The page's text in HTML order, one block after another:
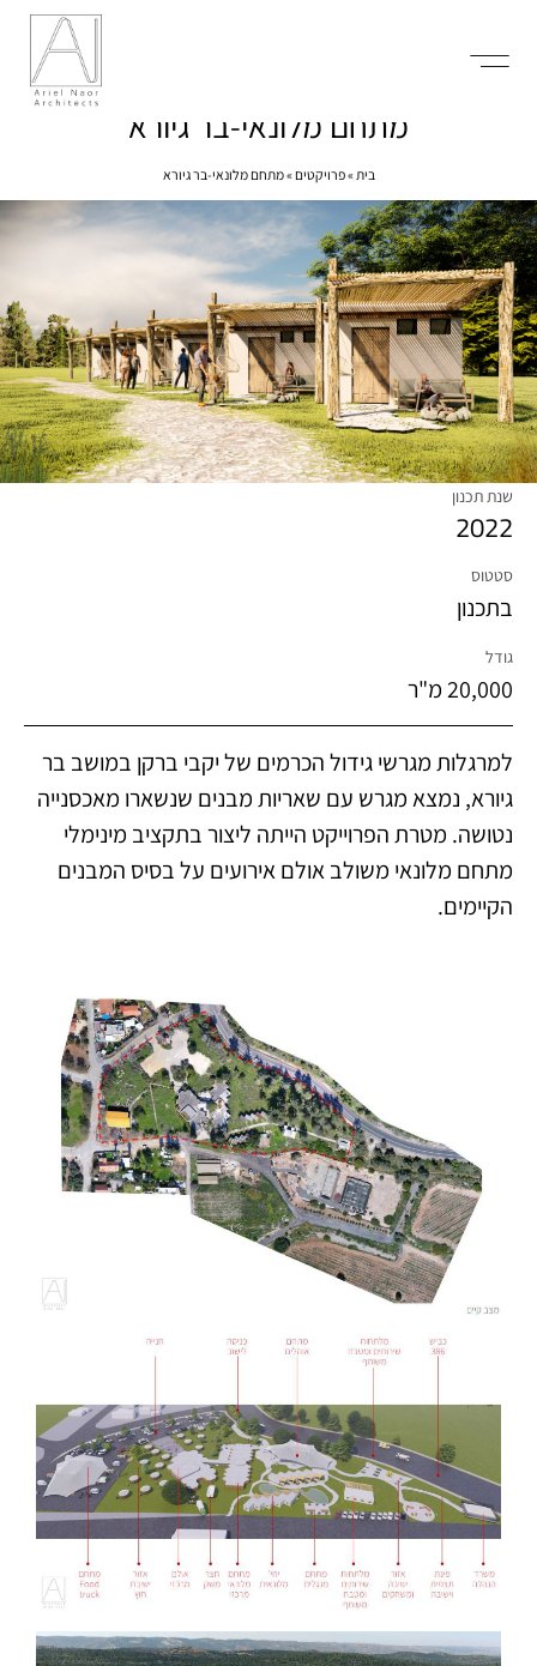
מתחם מלונאי-בר גיורא
בית»פרויקטים»מתחם מלונאי-בר גיורא
למרגלות מגרשי גידול הכרמים של יקבי ברקן במושב בר
גיורא, נמצא מגרש עם שאריות מבנים שנשארו מאכסנייה
נטושה. מטרת הפרוייקט הייתה ליצור בתקציב מינימלי
מתחם מלונאי משולב אולם אירועים על בסיס המבנים
הקיימים.
שנת תכנון
2022
סטטוס
בתכנון
גודל
20,000 מ"ר